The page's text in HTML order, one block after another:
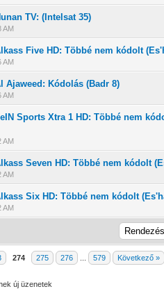
TV: (Intelsat 35)
AM
/ 5 átlagban
1234 5
Five HD: Többé nem kódolt
AM
/ 5 átlagban
1234 5
Ajaweed: Kódolás (Badr 8)
AM
/ 5 átlagban
12345
Sports Xtra 1 HD: Többé nem
AM
Seven HD: Többé nem kódolt
AM
/ 5 átlagban
1234 5
Six HD: Többé nem kódolt
AM
/ 5 átlagban
1234 5
274 275 276 579 Következő »
új üzenetek